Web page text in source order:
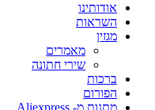
אודותינו
השראות
מגזין
מאמרים
שירי חתונה
ברכות
הפורום
מתנות מ- Aliexpress